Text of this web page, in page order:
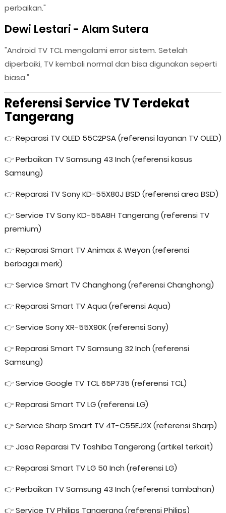
perbaikan."
Dewi Lestari - Alam Sutera
"Android TV TCL mengalami error sistem. Setelah
diperbaiki, TV kembali normal dan bisa digunakan seperti
biasa."
Referensi Service TV Terdekat
Tangerang
👉Reparasi TV OLED 55C2PSA (referensi layanan TV OLED)
👉Perbaikan TV Samsung 43 Inch (referensi kasus
Samsung)
👉Reparasi TV Sony KD-55X80J BSD (referensi area BSD)
👉Service TV Sony KD-55A8H Tangerang (referensi TV
premium)
👉Reparasi Smart TV Animax & Weyon (referensi
berbagai merk)
👉Service Smart TV Changhong (referensi Changhong)
👉Reparasi Smart TV Aqua (referensi Aqua)
👉Service Sony XR-55X90K (referensi Sony)
👉Reparasi Smart TV Samsung 32 Inch (referensi
Samsung)
👉Service Google TV TCL 65P735 (referensi TCL)
👉Reparasi Smart TV LG (referensi LG)
👉Service Sharp Smart TV 4T-C55EJ2X (referensi Sharp)
👉Jasa Reparasi TV Toshiba Tangerang (artikel terkait)
👉Reparasi Smart TV LG 50 Inch (referensi LG)
👉Perbaikan TV Samsung 43 Inch (referensi tambahan)
👉Service TV Philips Tangerang (referensi Philips)